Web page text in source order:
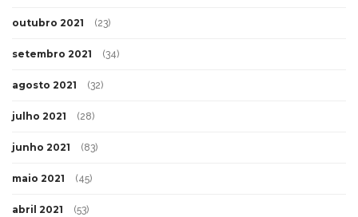
outubro 2021 (23)
setembro 2021 (34)
agosto 2021 (32)
julho 2021 (28)
junho 2021 (83)
maio 2021 (45)
abril 2021 (53)